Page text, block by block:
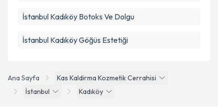
Ana Sayfa
Kas Kaldirma Kozmetik Cerrahisi
İstanbul
Kadıköy
İstanbul Kadıköy Botoks Ve Dolgu
İstanbul Kadıköy Göğüs Estetiği